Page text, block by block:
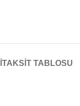
TAKSIT TABLOSU